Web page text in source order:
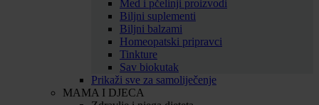
Med i pčelinji proizvodi
Biljni suplementi
Biljni balzami
Homeopatski pripravci
Tinkture
Sav biokutak
Prikaži sve za samoliječenje
MAMA I DJECA